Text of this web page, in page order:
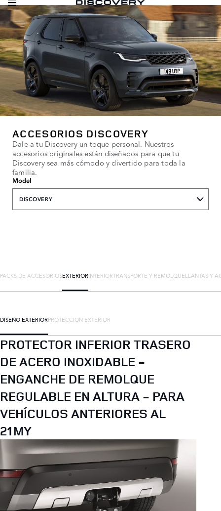
ACCESORIOS DISCOVERY
Dale a tu Discovery un toque personal. Nuestros
accesorios originales están diseñados para que tu
Discovery sea más cómodo y divertido para toda la
familia.
Model
DISCOVERY
PACKS DE ACCESORIOSEXTERIORINTERIORTRANSPORTE Y REMOLQUELLANTAS Y
DISEÑO EXTERIORPROTECCIÓN EXTERIOR
PROTECTOR INFERIOR TRASERO
DE ACERO INOXIDABLE -
ENGANCHE DE REMOLQUE
REGULABLE EN ALTURA - PARA
VEHÍCULOS ANTERIORES AL
21MY